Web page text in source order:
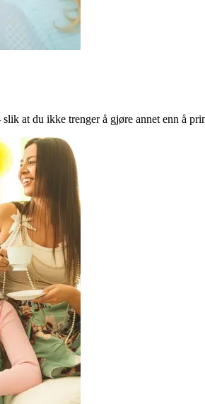
at du ikke trenger å gjøre annet enn å